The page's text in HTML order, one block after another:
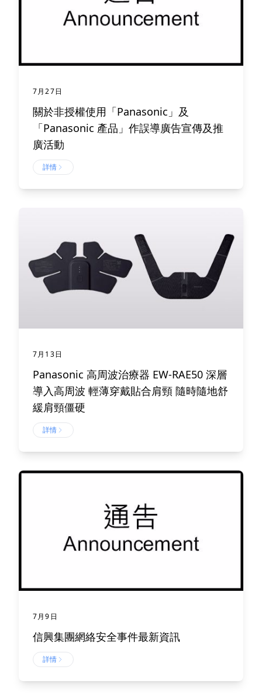
7月27日
關於非授權使用「Panasonic」及
「Panasonic 產品」作誤導廣告宣傳及推
廣活動
詳情
7月13日
Panasonic 高周波治療器 EW-RAE50 深層
導入高周波 輕薄穿戴貼合肩頸 隨時隨地舒
緩肩頸僵硬
詳情
7月9日
信興集團網絡安全事件最新資訊
詳情